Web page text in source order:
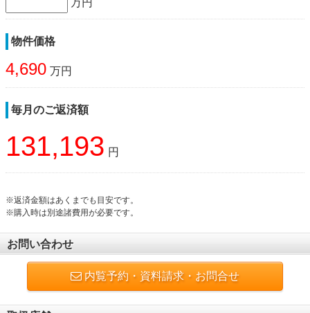
万円
物件価格
4,690 万円
毎月のご返済額
131,193 円
※返済金額はあくまでも目安です。
※購入時は別途諸費用が必要です。
お問い合わせ
内覧予約・資料請求・お問合せ